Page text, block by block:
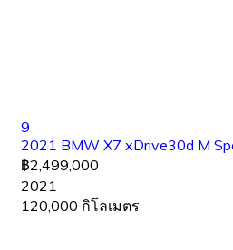
9
2021 BMW X7 xDrive30d M
฿2,499,000
2021
120,000 กิโลเมตร